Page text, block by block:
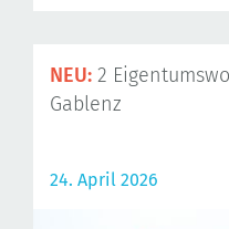
NEU: 2
Gablenz
24. April 2026